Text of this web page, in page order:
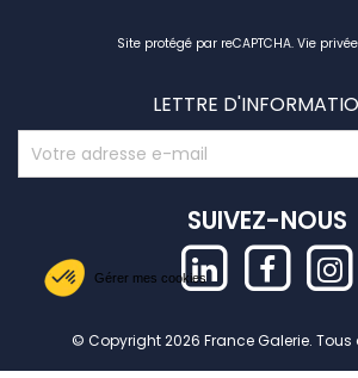
Gérer mes cookies
Site protégé par reCAPTCHA. Vie privée
LETTRE
SUIVEZ-NOUS
© Copyright 2026 France Galerie. Tous